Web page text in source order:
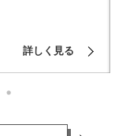
詳しく見る